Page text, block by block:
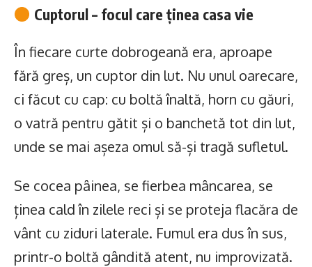
Cuptorul – focul care ținea casa vie
În fiecare curte dobrogeană era, aproape
fără greș, un cuptor din lut. Nu unul oarecare,
ci făcut cu cap: cu boltă înaltă, horn cu găuri,
o vatră pentru gătit și o banchetă tot din lut,
unde se mai așeza omul să-și tragă sufletul.
Se cocea pâinea, se fierbea mâncarea, se
ținea cald în zilele reci și se proteja flacăra de
vânt cu ziduri laterale. Fumul era dus în sus,
printr-o boltă gândită atent, nu improvizată.